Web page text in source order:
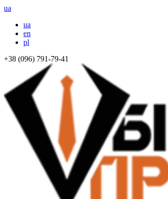
ua
ua
en
pl
+38 (096) 791-79-41